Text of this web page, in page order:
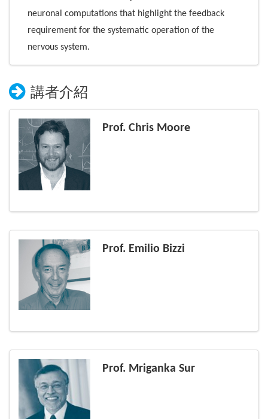
neuronal computations that highlight the feedback
requirement for the systematic operation of the
nervous system.
講者介紹
Prof. Chris Moore
Prof. Emilio Bizzi
Prof. Mriganka Sur